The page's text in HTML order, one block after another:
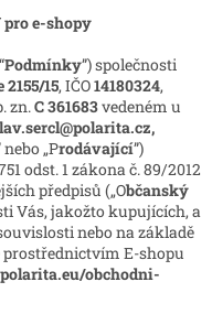
pro e-shopy
Podmínky”) společnosti
15, IČO14180324,
zn.C 361683vedeném u
nebo „Prodávající”)
odst. 1 zákona č. 89/2012
předpisů („Občanský
Vás, jakožto kupujících, a
nebo na základě
prostřednictvím E-shopu
obchodni-